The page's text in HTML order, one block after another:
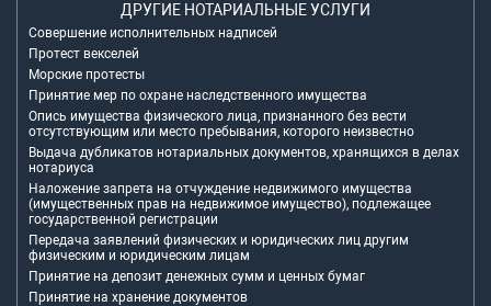
ДРУГИЕ НОТАРИАЛЬНЫЕ УСЛУГИ
Совершение исполнительных надписей
Протест векселей
Морские протесты
Принятие мер по охране наследственного имущества
Опись имущества физического лица, признанного без вести
отсутствующим или место пребывания, которого неизвестно
Выдача дубликатов нотариальных документов, хранящихся в делах
нотариуса
Наложение запрета на отчуждение недвижимого имущества
(имущественных прав на недвижимое имущество), подлежащее
государственной регистрации
Передача заявлений физических и юридических лиц другим
физическим и юридическим лицам
Принятие на депозит денежных сумм и ценных бумаг
Принятие на хранение документов